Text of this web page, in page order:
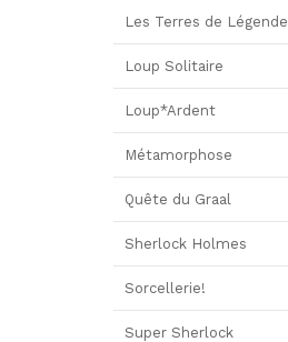
Les Terres de Légende
Loup Solitaire
Loup*Ardent
Métamorphose
Quête du Graal
Sherlock Holmes
Sorcellerie!
Super Sherlock